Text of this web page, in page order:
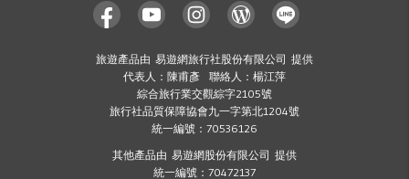
旅遊產品由 易遊網旅行社股份有限公司 提供
代表人：陳甫彥 聯絡人：楊江萍
綜合旅行業交觀綜字2105號
旅行社品質保障協會九一字第北1204號
統一編號：70536126
其他產品由 易遊網股份有限公司 提供
統一編號：70472137